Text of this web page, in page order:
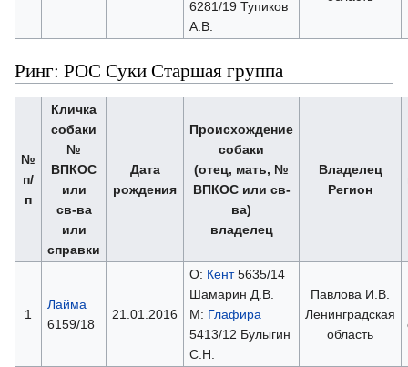
6281/19 Тупиков
А.В.
Ринг: РОС Суки Старшая группа
№
п/
п
Кличка
собаки
№
ВПКОС
или
св-ва
или
справки
Дата
рождения
Происхождение
собаки
(отец, мать, №
ВПКОС или св-
ва)
владелец
Владелец
Регион
1
Лайма
6159/18
21.01.2016
О: Кент5635/14
Шамарин Д.В.
М: Глафира
5413/12 Булыгин
С.Н.
Павлова И.В.
Ленинградская
область